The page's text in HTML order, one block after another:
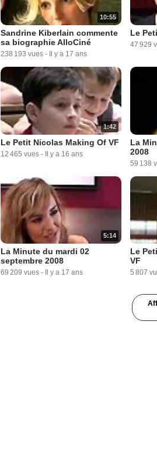
10:55
Sandrine Kiberlain commente
sa biographie AlloCiné
238 193 vues - Il y a 17 ans
Le
47 929
1:42
Le Petit Nicolas Making Of VF
12 465 vues - Il y a 16 ans
La
2008
59 138
5:14
La Minute du mardi 02
septembre 2008
69 209 vues - Il y a 17 ans
Le
VF
5 807